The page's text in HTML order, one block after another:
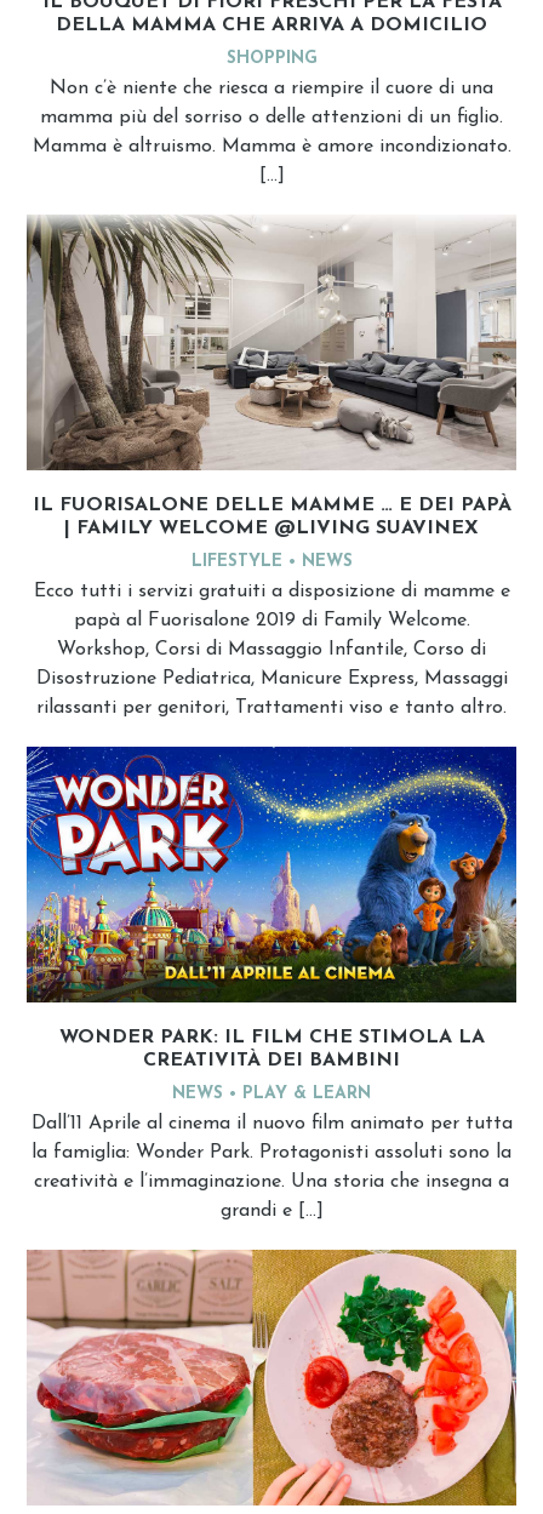
DELLA MAMMA CHE ARRIVA A DOMICILIO
SHOPPING
Non c’è niente che riesca a riempire il cuore di una
mamma più del sorriso o delle attenzioni di un figlio.
Mamma è altruismo. Mamma è amore incondizionato.
[…]
IL FUORISALONE DELLE MAMME … E DEI PAPÀ
| FAMILY WELCOME @LIVING SUAVINEX
LIFESTYLE NEWS
Ecco tutti i servizi gratuiti a disposizione di mamme e
papà al Fuorisalone 2019 di Family Welcome.
Workshop, Corsi di Massaggio Infantile, Corso di
Disostruzione Pediatrica, Manicure Express, Massaggi
rilassanti per genitori, Trattamenti viso e tanto altro.
WONDER PARK: IL FILM CHE STIMOLA LA
CREATIVITÀ DEI BAMBINI
NEWS PLAY & LEARN
Dall’11 Aprile al cinema il nuovo film animato per tutta
la famiglia: Wonder Park. Protagonisti assoluti sono la
creatività e l’immaginazione. Una storia che insegna a
grandi e […]